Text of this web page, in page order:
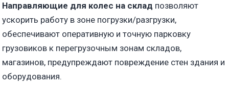
Направляющие для колес на склад позволяют
ускорить работу в зоне погрузки/разгрузки,
обеспечивают оперативную и точную парковку
грузовиков к перегрузочным зонам складов,
магазинов, предупреждают повреждение стен здания и
оборудования.